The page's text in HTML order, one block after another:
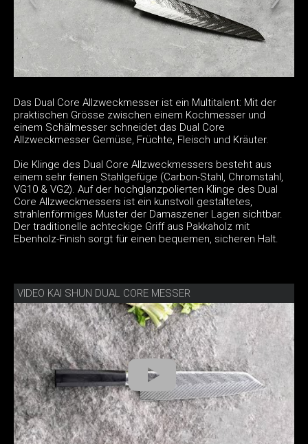
Das Dual Core Allzweckmesser ist ein Multitalent: Mit der
praktischen Grösse zwischen einem Kochmesser und
einem Schälmesser schneidet das Dual Core
Allzweckmesser Gemüse, Früchte, Fleisch und Kräuter.
Die Klinge des Dual Core Allzweckmessers besteht aus
einem sehr feinen Stahlgefüge (Carbon-Stahl, Chromstahl,
VG10 & VG2). Auf der hochglanzpolierten Klinge des Dual
Core Allzweckmessers ist ein kunstvoll gestaltetes,
strahlenförmiges Muster der Damaszener Lagen sichtbar.
Der traditionelle achteckige Griff aus Pakkaholz mit
Ebenholz-Finish sorgt für einen bequemen, sicheren Halt.
VIDEO KAI SHUN DUAL CORE MESSER